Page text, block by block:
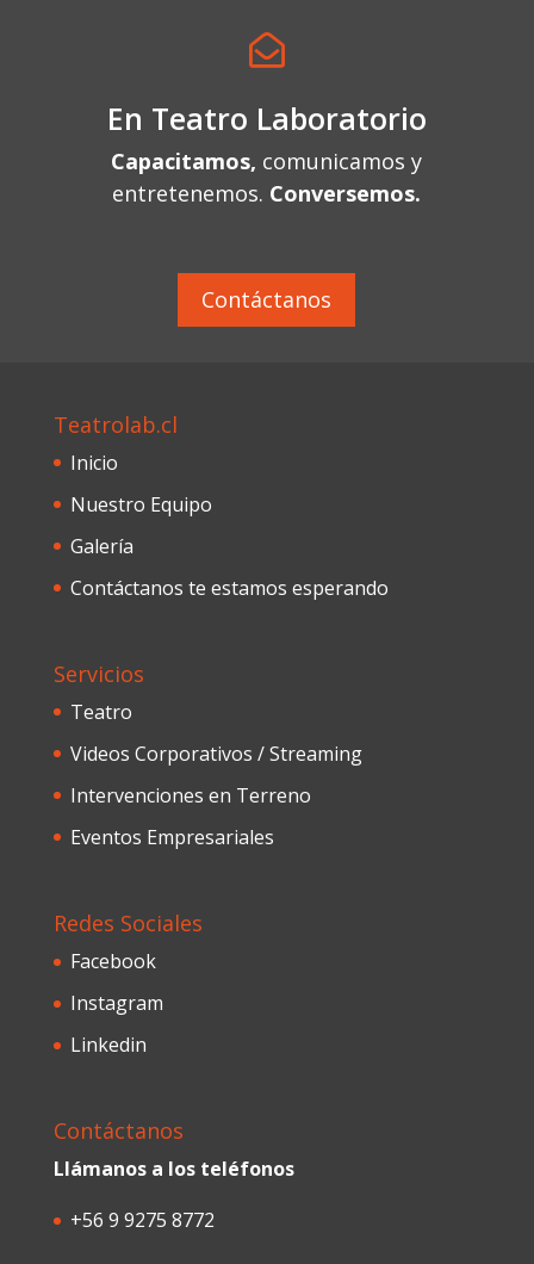

En Teatro Laboratorio
Capacitamos, comunicamos y
entretenemos. Conversemos.
Contáctanos
Teatrolab.cl
Inicio
Nuestro Equipo
Galería
Contáctanos te estamos esperando
Servicios
Teatro
Videos Corporativos / Streaming
Intervenciones en Terreno
Eventos Empresariales
Redes Sociales
Facebook
Instagram
Linkedin
Contáctanos
Llámanos a los teléfonos
+56 9 9275 8772